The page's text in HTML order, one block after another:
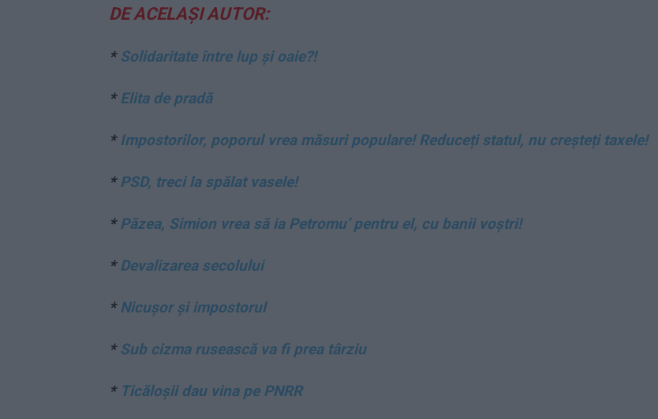
DE ACELAȘI AUTOR:
* Solidaritate între lup și oaie?!
*Elita de pradă
* Impostorilor, poporul vrea măsuri populare! Reduceți statul, nu creșteți taxele!
*PSD, treci la spălat vasele!
*Păzea, Simion vrea să ia Petromu’ pentru el, cu banii voștri!
*Devalizarea secolului
*Nicușor și impostorul
* Sub cizma rusească va fi prea târziu
* Ticăloșii dau vina pe PNRR